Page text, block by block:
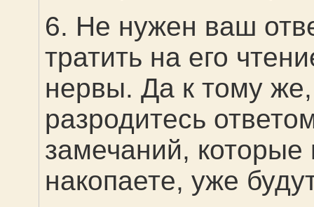
6. Не нужен ваш
тратить на его
нервы. Да к тому
разродитесь
замечаний,
накопаете, уже